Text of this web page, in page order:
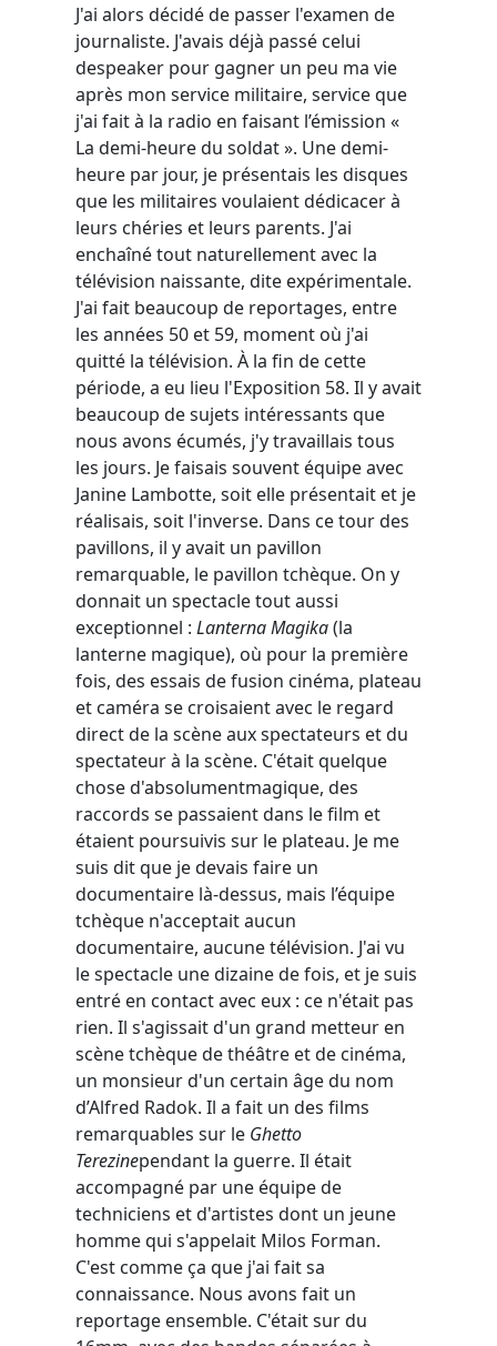
J'ai alors décidé de passer l'examen de
journaliste. J'avais déjà passé celui
despeaker pour gagner un peu ma vie
après mon service militaire, service que
j'ai fait à la radio en faisant l’émission «
La demi-heure du soldat ». Une demi-
heure par jour, je présentais les disques
que les militaires voulaient dédicacer à
leurs chéries et leurs parents. J'ai
enchaîné tout naturellement avec la
télévision naissante, dite expérimentale.
J'ai fait beaucoup de reportages, entre
les années 50 et 59, moment où j'ai
quitté la télévision. À la fin de cette
période, a eu lieu l'Exposition 58. Il y avait
beaucoup de sujets intéressants que
nous avons écumés, j'y travaillais tous
les jours. Je faisais souvent équipe avec
Janine Lambotte, soit elle présentait et je
réalisais, soit l'inverse. Dans ce tour des
pavillons, il y avait un pavillon
remarquable, le pavillon tchèque. On y
donnait un spectacle tout aussi
exceptionnel : Lanterna Magika(la
lanterne magique), où pour la première
fois, des essais de fusion cinéma, plateau
et caméra se croisaient avec le regard
direct de la scène aux spectateurs et du
spectateur à la scène. C'était quelque
chose d'absolumentmagique, des
raccords se passaient dans le film et
étaient poursuivis sur le plateau. Je me
suis dit que je devais faire un
documentaire là-dessus, mais l’équipe
tchèque n'acceptait aucun
documentaire, aucune télévision. J'ai vu
le spectacle une dizaine de fois, et je suis
entré en contact avec eux : ce n'était pas
rien. Il s'agissait d'un grand metteur en
scène tchèque de théâtre et de cinéma,
un monsieur d'un certain âge du nom
d’Alfred Radok. Il a fait un des films
remarquables sur le Ghetto
Terezinependant la guerre. Il était
accompagné par une équipe de
techniciens et d'artistes dont un jeune
homme qui s'appelait Milos Forman.
C'est comme ça que j'ai fait sa
connaissance. Nous avons fait un
reportage ensemble. C'était sur du